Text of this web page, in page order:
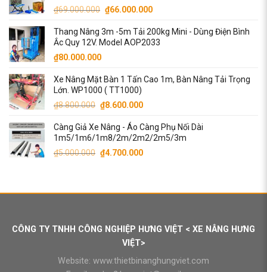
₫69.000.000 Giá
là:
₫69.000.000.
₫66.000.000Giá
tại
là:
Thang Nâng 3m -5m Tải 200kg Mini - Dùng Điện Bình
Ắc Quy 12V. Model AOP2033
₫80.000.000
Xe Nâng Mặt Bàn 1 Tấn Cao 1m, Bàn Nâng Tải Trọng
Lớn. WP1000 ( TT1000)
₫8.800.000 Giá
là:
₫8.800.000.
₫8.600.000Giá
tại
là:
₫8.600.000.
Càng Giả Xe Nâng - Áo Càng Phụ Nối Dài
1m5/1m6/1m8/2m/2m2/2m5/3m
₫5.000.000 Giá
₫4.700.000Giá
CÔNG TY TNHH CÔNG NGHIỆP HƯNG VIỆT < XE NÂNG HƯNG
VIỆT>
Website: www.thietbinanghungviet.com